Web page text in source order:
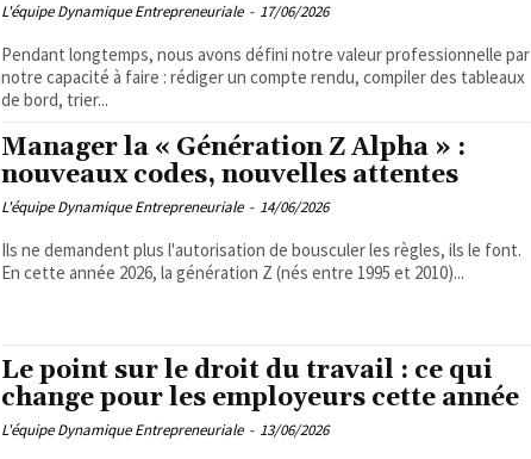
L'équipe Dynamique Entrepreneuriale - 17/06/2026
Pendant longtemps, nous avons défini notre valeur professionnelle par
notre capacité à faire : rédiger un compte rendu, compiler des tableaux
de bord, trier...
Manager la « Génération Z Alpha » :
nouveaux codes, nouvelles attentes
L'équipe Dynamique Entrepreneuriale - 14/06/2026
Ils ne demandent plus l'autorisation de bousculer les règles, ils le font.
En cette année 2026, la génération Z (nés entre 1995 et 2010)...
Le point sur le droit du travail : ce qui
change pour les employeurs cette année
L'équipe Dynamique Entrepreneuriale - 13/06/2026